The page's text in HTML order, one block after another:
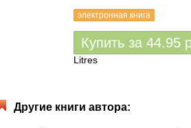
электронная книга
Купить за 44.95
Litres
Другие книги автора: